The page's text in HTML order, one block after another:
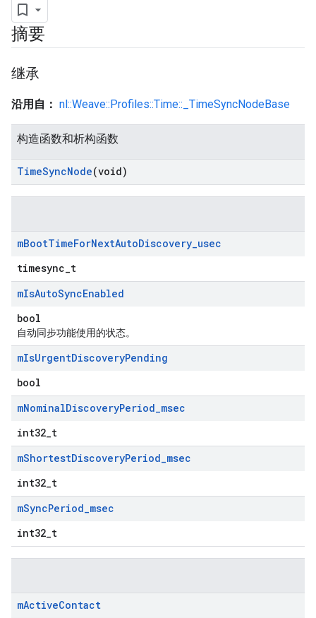
摘要
继承
沿用自： nl::Weave::Profiles::Time::_TimeSyncNodeBase
构造函数和析构函数
TimeSyncNode(void)
mBootTimeForNextAutoDiscovery_usec
timesync_t
mIsAutoSyncEnabled
bool
自动同步功能使用的状态。
mIsUrgentDiscoveryPending
bool
mNominalDiscoveryPeriod_msec
int32_t
mShortestDiscoveryPeriod_msec
int32_t
mSyncPeriod_msec
int32_t
mActiveContact